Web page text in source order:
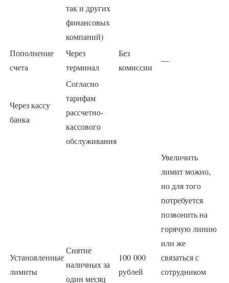
так и других
финансовых
компаний)
Пополнение
счета
Через
терминал
Без
комиссии
—
Через кассу
банка
Согласно
тарифам
рассчетно-
кассового
обслуживания
Установленные
лимиты
Снятие
наличных за
один месяц
100 000
рублей
Увеличить
лимит можно,
но для того
потребуется
позвонить на
горячую линию
или же
связаться с
сотрудником